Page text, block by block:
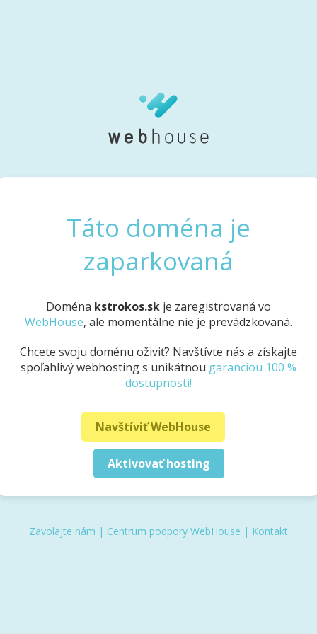
Táto doména je
zaparkovaná
Doména kstrokos.sk je zaregistrovaná vo
WebHouse, ale momentálne nie je prevádzkovaná.
Chcete svoju doménu oživiť? Navštívte nás a získajte
spoľahlivý webhosting s unikátnou garanciou 100 %
dostupnosti!
Navštíviť WebHouse
Aktivovať hosting
Zavolajte nám | Centrum podpory WebHouse | Kontakt